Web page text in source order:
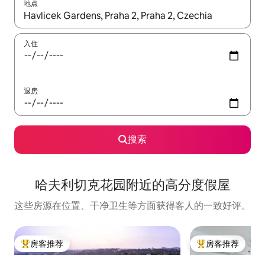
地点
如有搜索结果，请使用上下方向键查看，或通过点击或滑动手势
入住
退房
搜索
哈夫利切克花园附近的高分度假屋
这些房源在位置、干净卫生等方面获得客人的一致好评。
热门「房客推荐」
房客推荐 热门「房客推荐」
房客推荐